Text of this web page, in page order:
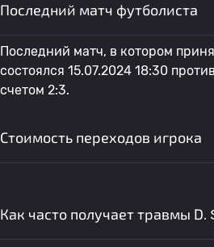
Последний матч футболиста
Последний матч, в котором
состоялся 15.07.2024 18:30 против
счетом 2:3.
Стоимость переходов игрока
Как часто получает травмы D.